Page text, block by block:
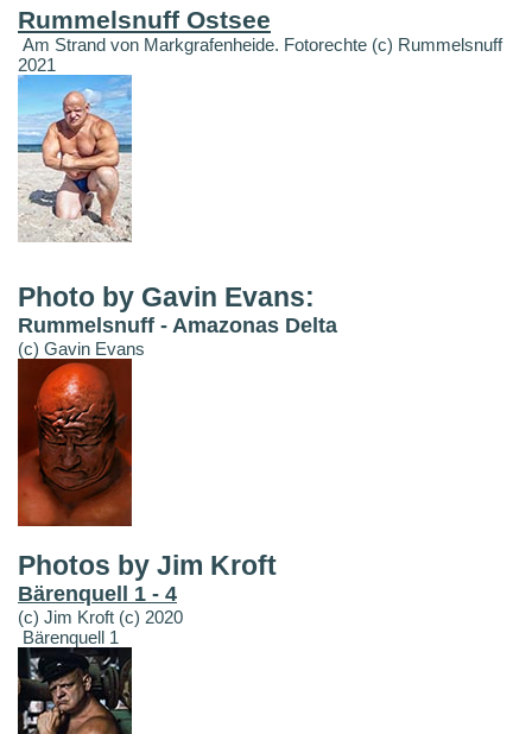
Rummelsnuff Ostsee
Am Strand von Markgrafenheide. Fotorechte (c) Rummelsnuff
2021
Photo by Gavin Evans:
Rummelsnuff - Amazonas Delta
(c) Gavin Evans
Photos by Jim Kroft
Bärenquell 1 - 4
(c) Jim Kroft (c) 2020
Bärenquell 1